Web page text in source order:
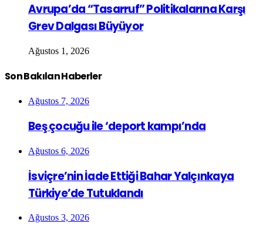
Avrupa’da “Tasarruf” Politikalarına Karşı
Grev Dalgası Büyüyor
Ağustos 1, 2026
Son Bakılan Haberler
Ağustos 7, 2026
Beş çocuğu ile ‘deport kampı’nda
Ağustos 6, 2026
İsviçre’nin İade Ettiği Bahar Yalçınkaya
Türkiye’de Tutuklandı
Ağustos 3, 2026